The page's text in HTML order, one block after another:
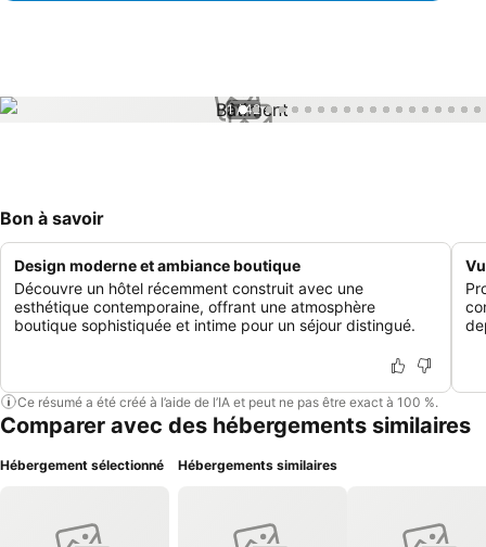
1 / 42
Bon à savoir
Design moderne et ambiance boutique
Découvre un hôtel récemment construit avec une
esthétique contemporaine, offrant une atmosphère
boutique sophistiquée et intime pour un séjour distingué.
Ce résumé a été créé à l’aide de l’IA et peut ne pas être exact à 100 %.
Comparer avec des hébergements similaires
Hébergement sélectionné Hébergements similaires